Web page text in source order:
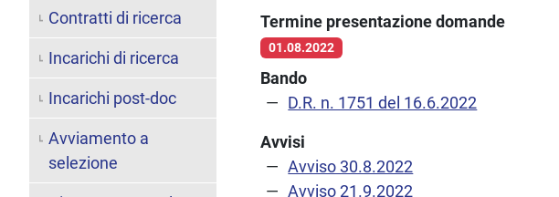
Termine presentazione domande
01.08.2022
Bando
D.R. n. 1751 del 16.6.2022
Avvisi
Avviso 30.8.2022
Avviso 21.9.2022
Contratti di ricerca
Incarichi di ricerca
Incarichi post-doc
Avviamento a
selezione